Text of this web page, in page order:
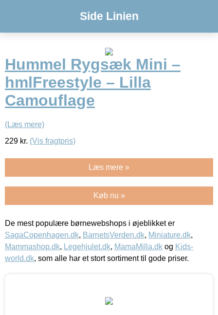
Side Linien
Hummel Rygsæk Mini –
hmlFreestyle – Lilla
Camouflage
(Læs mere)
229 kr. (Vis fragtpris)
Læs mere »
Køb nu »
De mest populære børnewebshops i øjeblikket er
SagaCopenhagen.dk, BarnetsVerden.dk, Miniature.dk,
Mammashop.dk, Legehjulet.dk, MamaMilla.dk og Kids-
world.dk, som alle har et stort sortiment til gode priser.